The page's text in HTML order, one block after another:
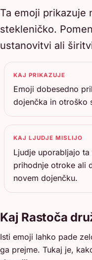
Ta emoji prikazuje
stekleničko.
ustanovitvi ali
KAJ PRIKAZUJE
Emoji dobesedno
dojenčka in otroško
KAJ LJUDJE MISLIJO
Ljudje uporabljajo
prihodnje otroke ali
novem dojenčku.
Kaj Rastoča
Isti emoji lahko pade
ga prejme. Tukaj je,